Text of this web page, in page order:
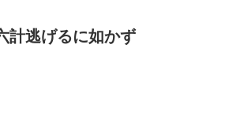
逃げるに如かず